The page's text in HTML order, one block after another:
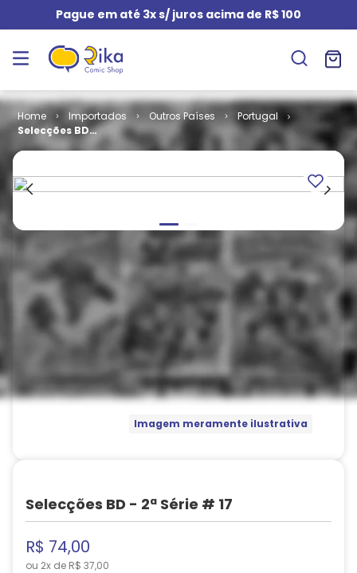
Pague em até 3x s/ juros acima de R$ 100
Importados Outros Países
Portugal
Selecções BD -
2ª Série # 17
Imagem meramente ilustrativa
Selecções BD - 2ª Série # 17
R$ 74,00
ou 2x de R$ 37,00